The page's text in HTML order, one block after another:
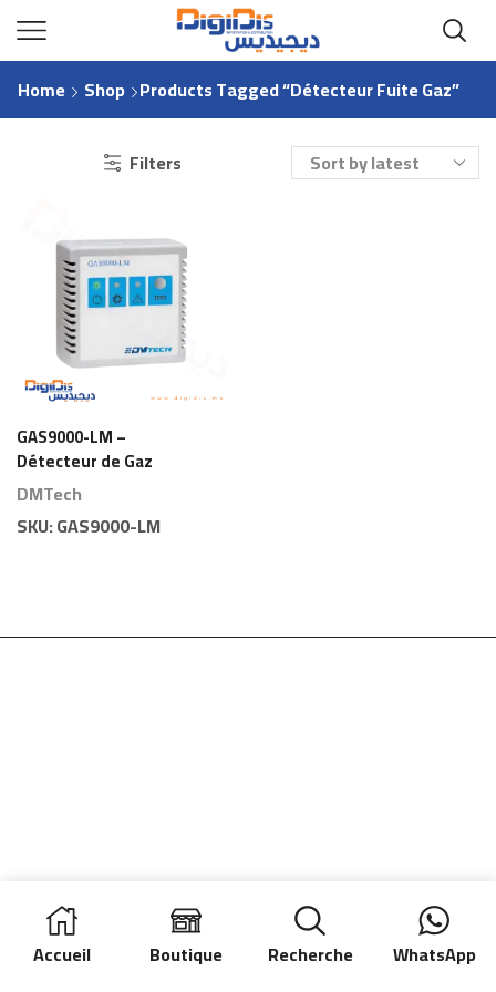
Home Shop Products Tagged “détecteur Fuite Gaz”
Filters
GAS9000-LM –
Détecteur de Gaz
GPL/Méthane
DMTech
DMTech
SKU:GAS9000-LM
Accueil Boutique Recherche WhatsApp